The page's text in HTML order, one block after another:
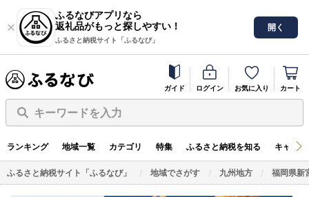
ふるなびアプリなら
返礼品がもっと探しやすい！
ふるさと納税サイト「ふるなび」
開く
ガイド ログイン お気に入り カート
キーワードを入力
ランキング 地域一覧 カテゴリ 特集 ふるさと納税を知る キャン
ふるさと納税サイト「ふるなび」 地域でさがす 九州地方 福岡県新